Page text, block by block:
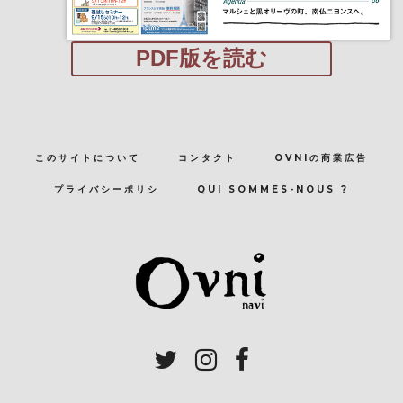
PDF版を読む
このサイトについて コンタクト OVNIの商業広告
プライバシーポリシ QUI SOMMES-NOUS ?